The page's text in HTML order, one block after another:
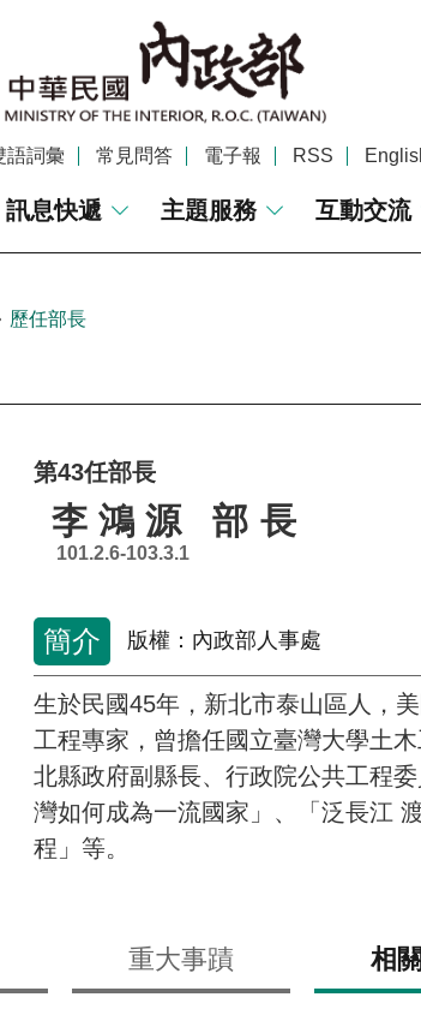
語詞彙 常見問答 電子報 RSS
訊息快遞 主題服務 互動交流
歷任部長
第43任部長
李鴻源 部長
101.2.6-103.3.1
簡介 版權：內政部人事處
生於民國45年，新北市泰山區人，
工程專家，曾擔任國立臺灣大學土
北縣政府副縣長、行政院公共工程
灣如何成為一流國家」、「泛長江
程」等。
重大事蹟 相